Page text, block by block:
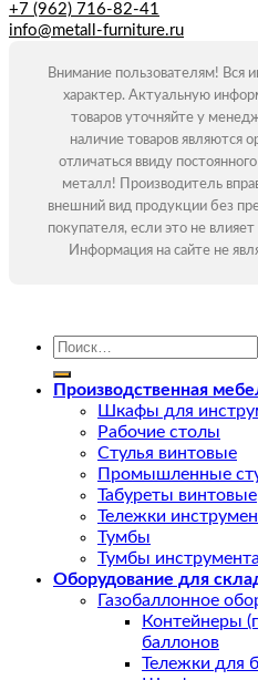
+7 (962) 716-82-41
info@metall-furniture.ru
Внимание пользователям! Вся
характер. Актуальную
товаров уточняйте у
наличие товаров являются
отличаться ввиду
металл! Производитель
внешний вид продукции без
покупателя, если это не
Информация на сайте не
Искать:
Производственная
Шкафы для
Рабочие столы
Стулья винтовые
Промышленные
Табуреты винтовые
Тележки
Тумбы
Тумбы
Оборудование для
Газобаллонное
Контейнеры
баллонов
Тележки для